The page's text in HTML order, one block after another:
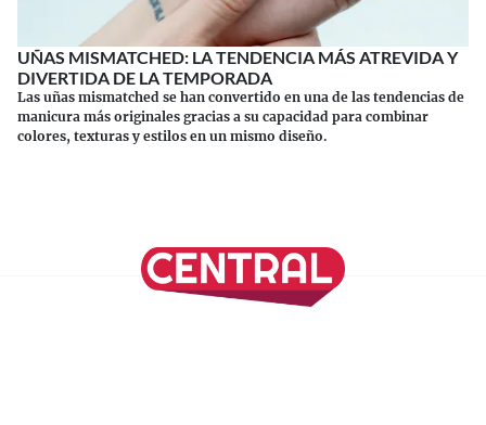
UÑAS MISMATCHED: LA TENDENCIA MÁS ATREVIDA Y
DIVERTIDA DE LA TEMPORADA
Las uñas mismatched se han convertido en una de las tendencias de
manicura más originales gracias a su capacidad para combinar
colores, texturas y estilos en un mismo diseño.